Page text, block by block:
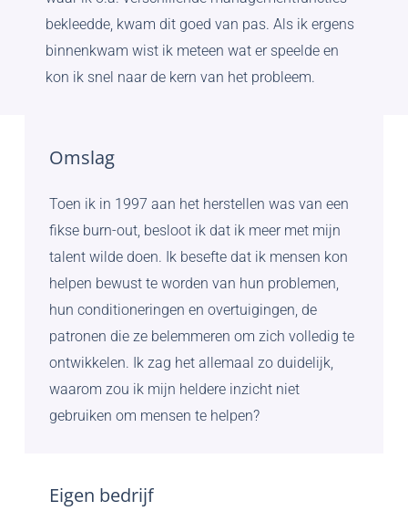
bekleedde, kwam dit goed van pas. Als ik ergens
binnenkwam wist ik meteen wat er speelde en
kon ik snel naar de kern van het probleem.
Omslag
Toen ik in 1997 aan het herstellen was van een
fikse burn-out, besloot ik dat ik meer met mijn
talent wilde doen. Ik besefte dat ik mensen kon
helpen bewust te worden van hun problemen,
hun conditioneringen en overtuigingen, de
patronen die ze belemmeren om zich volledig te
ontwikkelen. Ik zag het allemaal zo duidelijk,
waarom zou ik mijn heldere inzicht niet
gebruiken om mensen te helpen?
Eigen bedrijf